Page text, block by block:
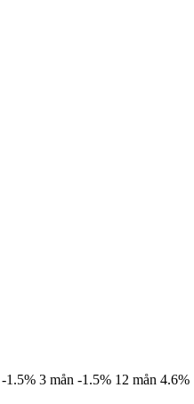
-1.5% 3 mån -1.5% 12 mån 4.6%